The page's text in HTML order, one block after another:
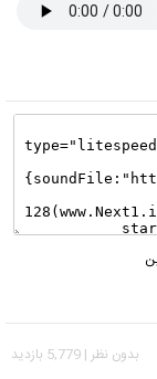
بدون نظر | 5,779 بازدید